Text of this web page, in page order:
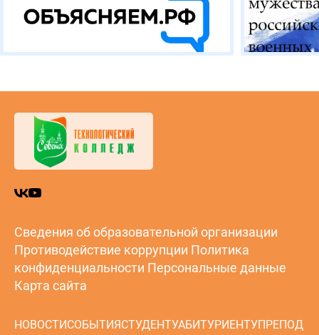
Сведения об образовательной организации
Противодействие коррупции Политика
конфиденциальности Персональные данные
Карта сайта
НОВОСТИСОБЫТИЯСТУДЕНТУАБИТУРИЕНТУПРЕПОД